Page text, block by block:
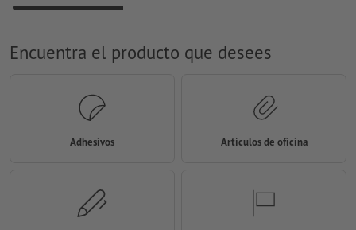
Encuentra el producto que desees
Adhesivos Artículos de oficina